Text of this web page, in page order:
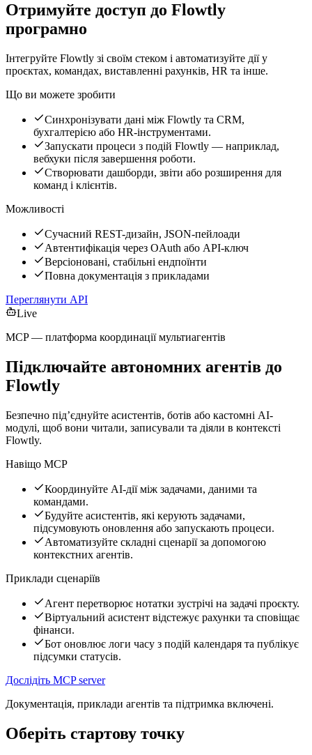
Отримуйте доступ до Flowtly
програмно
Інтегруйте Flowtly зі своїм стеком і автоматизуйте дії у
проєктах, командах, виставленні рахунків, HR та інше.
Що ви можете зробити
Синхронізувати дані між Flowtly та CRM,
бухгалтерією або HR-інструментами.
Запускати процеси з подій Flowtly — наприклад,
вебхуки після завершення роботи.
Створювати дашборди, звіти або розширення для
команд і клієнтів.
Можливості
Сучасний REST-дизайн, JSON-пейлоади
Автентифікація через OAuth або API-ключ
Версіоновані, стабільні ендпоїнти
Повна документація з прикладами
Переглянути API
Live
MCP — платформа координації мультиагентів
Підключайте автономних агентів до
Flowtly
Безпечно підʼєднуйте асистентів, ботів або кастомні AI-
модулі, щоб вони читали, записували та діяли в контексті
Flowtly.
Навіщо MCP
Координуйте AI-дії між задачами, даними та
командами.
Будуйте асистентів, які керують задачами,
підсумовують оновлення або запускають процеси.
Автоматизуйте складні сценарії за допомогою
контекстних агентів.
Приклади сценаріїв
Агент перетворює нотатки зустрічі на задачі проєкту.
Віртуальний асистент відстежує рахунки та сповіщає
фінанси.
Бот оновлює логи часу з подій календаря та публікує
підсумки статусів.
Дослідіть MCP server
Документація, приклади агентів та підтримка включені.
Оберіть стартову точку